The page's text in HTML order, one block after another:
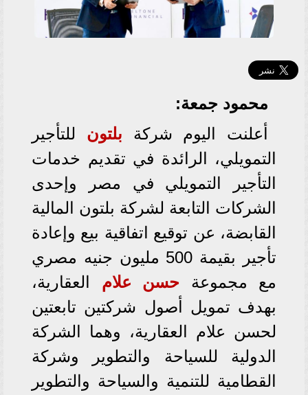
محمود جمعة:
أعلنت اليوم شركة بلتون للتأجير
التمويلي، الرائدة في تقديم خدمات
التأجير التمويلي في مصر وإحدى
الشركات التابعة لشركة بلتون المالية
القابضة، عن توقيع اتفاقية بيع وإعادة
تأجير بقيمة 500 مليون جنيه مصري
مع مجموعة حسن علام العقارية،
بهدف تمويل أصول شركتين تابعتين
لحسن علام العقارية، وهما الشركة
الدولية للسياحة والتطوير وشركة
القطامية للتنمية والسياحة والتطوير